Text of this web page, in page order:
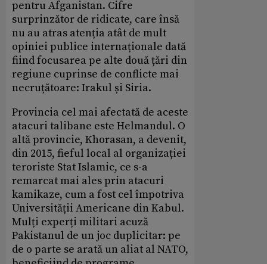
pentru Afganistan. Cifre
surprinzător de ridicate, care însă
nu au atras atenția atât de mult
opiniei publice internaționale dată
fiind focusarea pe alte două țări din
regiune cuprinse de conflicte mai
necruțătoare: Irakul și Siria.
Provincia cel mai afectată de aceste
atacuri talibane este Helmandul. O
altă provincie, Khorasan, a devenit,
din 2015, fieful local al organizației
teroriste Stat Islamic, ce s-a
remarcat mai ales prin atacuri
kamikaze, cum a fost cel împotriva
Universității Americane din Kabul.
Mulți experți militari acuză
Pakistanul de un joc duplicitar: pe
de o parte se arată un aliat al NATO,